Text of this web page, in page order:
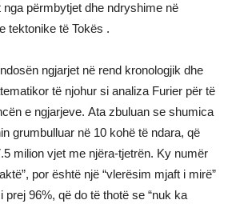
përmbytjet dhe ndryshime në
tektonike të Tokës .
ngjarjet në rend kronologjik dhe
të njohur si analiza Furier për të
e ngjarjeve. Ata zbuluan se shumica
grumbulluar në 10 kohë të ndara, që
milion vjet me njëra-tjetrën. Ky numër
por është një “vlerësim mjaft i mirë”
prej 96%, që do të thotë se “nuk ka